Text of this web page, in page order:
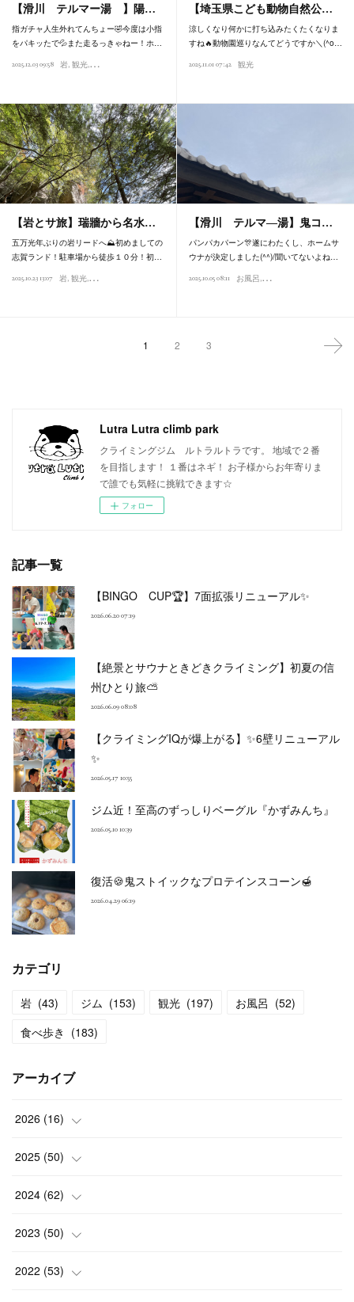
【滑川 テルマー湯 】陽…
指ガチャ人生外れてんちょー🤣今度は小指
をパキッたで💦また走るっきゃねー！ホ…
2025.12.03 09:58 岩 観光 お風呂
【埼玉県こども動物自然公…
涼しくなり何かに打ち込みたくたくなりま
すね🔥動物園巡りなんてどうですか＼(^o…
2025.11.01 07:42 観光
【岩とサ旅】瑞牆から名水…
五万光年ぶりの岩リードへ⛰️初めましての
志賀ランド！駐車場から徒歩１０分！初…
2025.10.23 13:07 岩 観光 お風呂
【滑川 テルマ―湯】鬼コ…
パンパカパーン🎊遂にわたくし、ホームサ
ウナが決定しました(^^)/聞いてないよね…
2025.10.05 08:11 お風呂 観光
1 2 3
Lutra Lutra climb park
クライミングジム ルトラルトラです。 地域で２番
を目指します！ １番はネギ！ お子様からお年寄りま
で誰でも気軽に挑戦できます☆
フォロー
記事一覧
【BINGO CUP🏆】7面拡張リニューアル✨
2026.06.20 07:19
【絶景とサウナときどきクライミング】初夏の信
州ひとり旅⛅
2026.06.09 08:08
【クライミングIQが爆上がる】✨6壁リニューアル
✨
2026.05.17 10:55
ジム近！至高のずっしりベーグル『かずみんち』
2026.05.10 10:39
復活🍪鬼ストイックなプロテインスコーン🍯
2026.04.29 06:19
カテゴリ
岩 (43) ジム (153) 観光 (197) お風呂 (52)
食べ歩き (183)
アーカイブ
2026 (16)
(2)
(2)
(3)
(3)
2025 (50)
(3)
(4)
(4)
2024 (62)
(6)
(5)
2023 (50)
(7)
2022 (53)